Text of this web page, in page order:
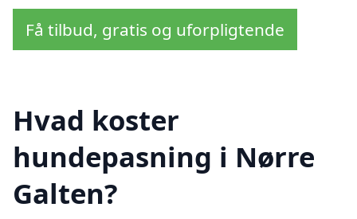
Få tilbud, gratis og uforpligtende
Hvad koster
hundepasning i Nørre
Galten?